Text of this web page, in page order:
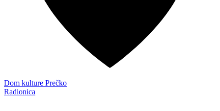
Dom kulture Prečko
Radionica